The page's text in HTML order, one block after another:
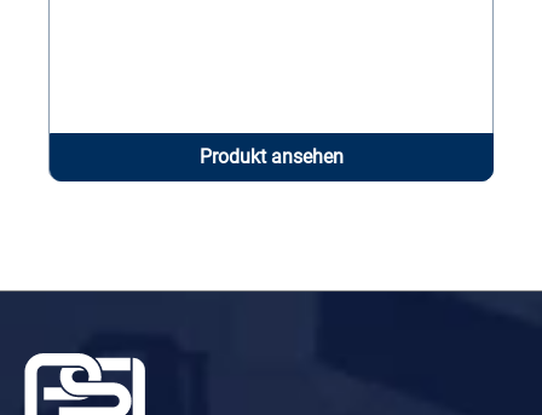
Produkt ansehen